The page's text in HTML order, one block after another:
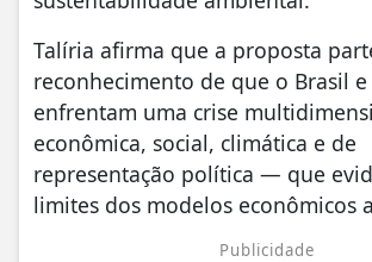
Talíria afirma que a proposta
reconhecimento de que o Brasil
enfrentam uma crise
econômica, social, climática e de
representação política — que
limites dos modelos econômicos
Publicidade